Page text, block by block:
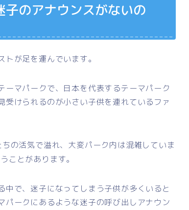
のアナウンスがないの
が足を運んでいます。
マパークで、日本を代表するテーマパーク
けられるのが小さい子供を連れているファ
の活気で溢れ、大変パーク内は混雑していま
ことがあります。
で、迷子になってしまう子供が多くいると
ークにあるような迷子の呼び出しアナウン